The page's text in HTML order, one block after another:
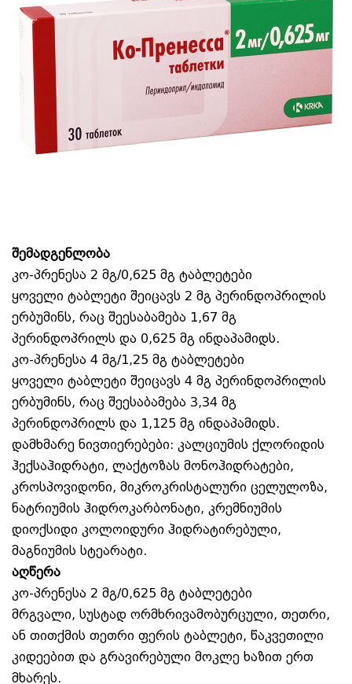
შემადგენლობა
კო-პრენესა 2 მგ/0,625 მგ ტაბლეტები
ყოველი ტაბლეტი შეიცავს 2 მგ პერინდოპრილის
ერბუმინს, რაც შეესაბამება 1,67 მგ
პერინდოპრილს და 0,625 მგ ინდაპამიდს.
კო-პრენესა 4 მგ/1,25 მგ ტაბლეტები
ყოველი ტაბლეტი შეიცავს 4 მგ პერინდოპრილის
ერბუმინს, რაც შეესაბამება 3,34 მგ
პერინდოპრილს და 1,125 მგ ინდაპამიდს.
დამხმარე ნივთიერებები: კალციუმის ქლორიდის
ჰექსაჰიდრატი, ლაქტოზას მონოჰიდრატები,
კროსპოვიდონი, მიკროკრისტალური ცელულოზა,
ნატრიუმის ჰიდროკარბონატი, კრემნიუმის
დიოქსიდი კოლოიდური ჰიდრატირებული,
მაგნიუმის სტეარატი.
აღწერა
კო-პრენესა 2 მგ/0,625 მგ ტაბლეტები
მრგვალი, სუსტად ორმხრივამობურცული, თეთრი,
ან თითქმის თეთრი ფერის ტაბლეტი, წაკვეთილი
კიდეებით და გრავირებული მოკლე ხაზით ერთ
მხარეს.